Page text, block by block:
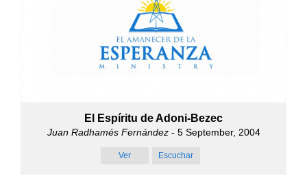
El Espíritu de Adoni-Bezec
Juan Radhamés Fernández- 5 September, 2004
Ver Escuchar